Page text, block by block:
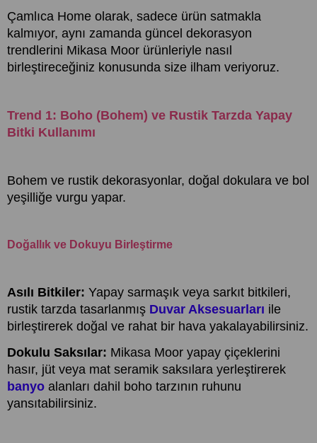
Çamlıca Home olarak, sadece ürün satmakla
kalmıyor, aynı zamanda güncel dekorasyon
trendlerini Mikasa Moor ürünleriyle nasıl
birleştireceğiniz konusunda size ilham veriyoruz.
Trend 1: Boho (Bohem) ve Rustik Tarzda Yapay
Bitki Kullanımı
Bohem ve rustik dekorasyonlar, doğal dokulara ve bol
yeşilliğe vurgu yapar.
Doğallık ve Dokuyu Birleştirme
Asılı Bitkiler: Yapay sarmaşık veya sarkıt bitkileri,
rustik tarzda tasarlanmış Duvar Aksesuarları ile
birleştirerek doğal ve rahat bir hava yakalayabilirsiniz.
Dokulu Saksılar: Mikasa Moor yapay çiçeklerini
hasır, jüt veya mat seramik saksılara yerleştirerek
banyo alanları dahil boho tarzının ruhunu
yansıtabilirsiniz.